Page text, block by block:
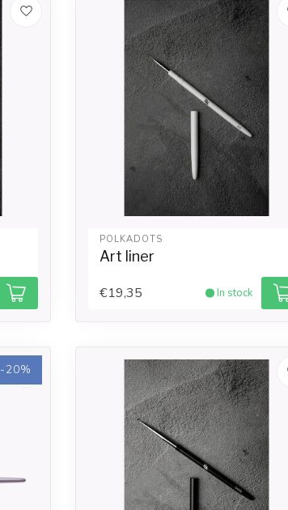
POLKADOTS
Art liner
€19,35 In stock
-20%